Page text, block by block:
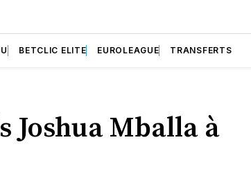
BETCLIC ELITE EUROLEAGUE TRANSFERTS
Joshua Mballa à